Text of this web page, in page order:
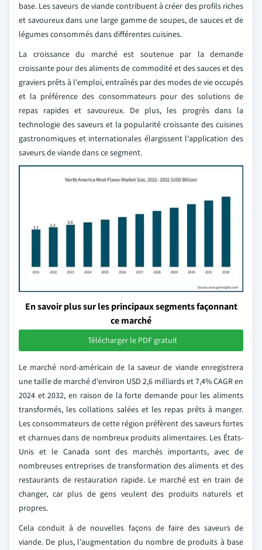
base. Les saveurs de viande contribuent à créer des profils riches
et savoureux dans une large gamme de soupes, de sauces et de
légumes consommés dans différentes cuisines.
La croissance du marché est soutenue par la demande
croissante pour des aliments de commodité et des sauces et des
graviers prêts à l'emploi, entraînés par des modes de vie occupés
et la préférence des consommateurs pour des solutions de
repas rapides et savoureux. De plus, les progrès dans la
technologie des saveurs et la popularité croissante des cuisines
gastronomiques et internationales élargissent l'application des
saveurs de viande dans ce segment.
En savoir plus sur les principaux segments façonnant
ce marché
Télécharger le PDF gratuit
Le marché nord-américain de la saveur de viande enregistrera
une taille de marché d'environ USD 2,6 milliards et 7,4% CAGR en
2024 et 2032, en raison de la forte demande pour les aliments
transformés, les collations salées et les repas prêts à manger.
Les consommateurs de cette région préfèrent des saveurs fortes
et charnues dans de nombreux produits alimentaires. Les États-
Unis et le Canada sont des marchés importants, avec de
nombreuses entreprises de transformation des aliments et des
restaurants de restauration rapide. Le marché est en train de
changer, car plus de gens veulent des produits naturels et
propres.
Cela conduit à de nouvelles façons de faire des saveurs de
viande. De plus, l'augmentation du nombre de produits à base